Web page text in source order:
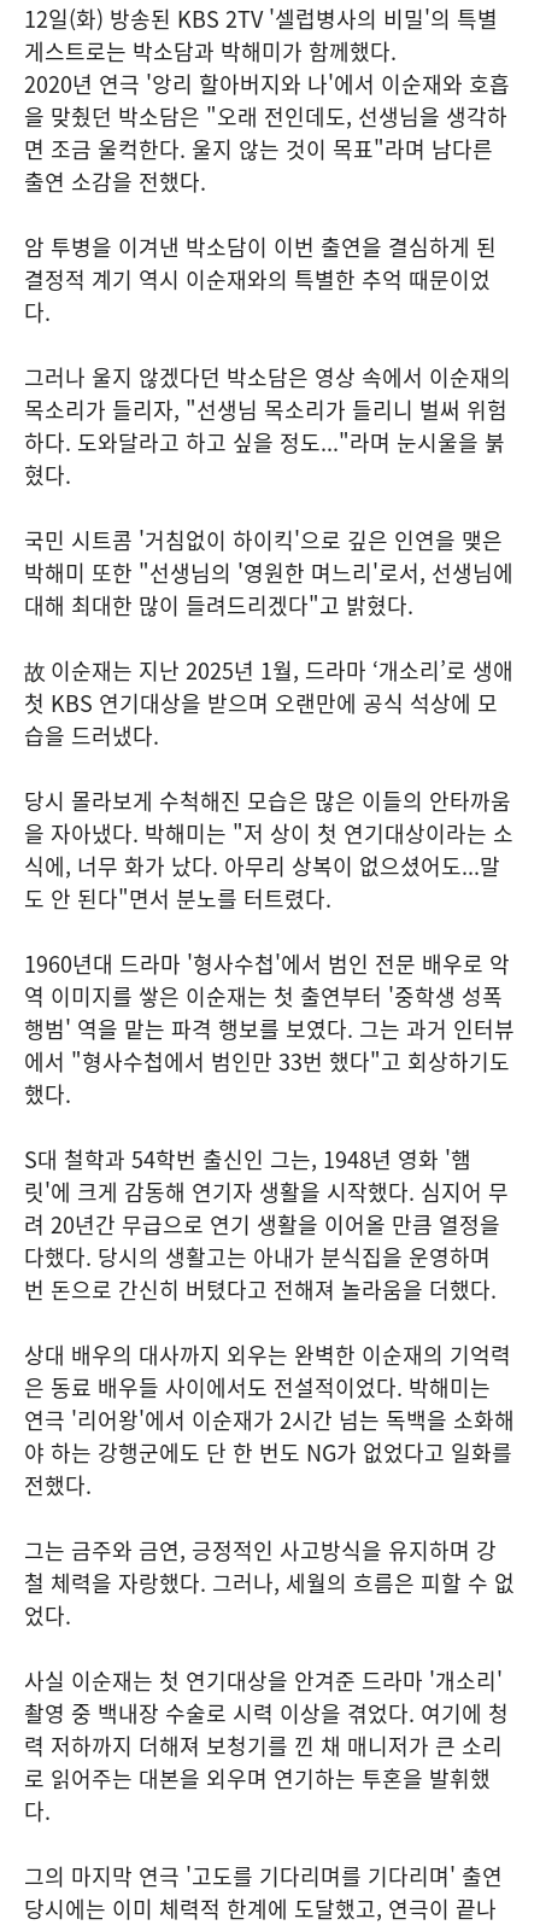
12일(화) 방송된 KBS 2TV '셀럽병사의 비밀'의 특별
게스트로는 박소담과 박해미가 함께했다.
2020년 연극 '앙리 할아버지와 나'에서 이순재와 호흡
을 맞췄던 박소담은 "오래 전인데도, 선생님을 생각하
면 조금 울컥한다. 울지 않는 것이 목표"라며 남다른
출연 소감을 전했다.
암 투병을 이겨낸 박소담이 이번 출연을 결심하게 된
결정적 계기 역시 이순재와의 특별한 추억 때문이었
다.
그러나 울지 않겠다던 박소담은 영상 속에서 이순재의
목소리가 들리자, "선생님 목소리가 들리니 벌써 위험
하다. 도와달라고 하고 싶을 정도..."라며 눈시울을 붉
혔다.
국민 시트콤 '거침없이 하이킥'으로 깊은 인연을 맺은
박해미 또한 "선생님의 '영원한 며느리'로서, 선생님에
대해 최대한 많이 들려드리겠다"고 밝혔다.
故 이순재는 지난 2025년 1월, 드라마 ‘개소리’로 생애
첫 KBS 연기대상을 받으며 오랜만에 공식 석상에 모
습을 드러냈다.
당시 몰라보게 수척해진 모습은 많은 이들의 안타까움
을 자아냈다. 박해미는 "저 상이 첫 연기대상이라는 소
식에, 너무 화가 났다. 아무리 상복이 없으셨어도...말
도 안 된다"면서 분노를 터트렸다.
1960년대 드라마 '형사수첩'에서 범인 전문 배우로 악
역 이미지를 쌓은 이순재는 첫 출연부터 '중학생 성폭
행범' 역을 맡는 파격 행보를 보였다. 그는 과거 인터뷰
에서 "형사수첩에서 범인만 33번 했다"고 회상하기도
했다.
S대 철학과 54학번 출신인 그는, 1948년 영화 '햄
릿'에 크게 감동해 연기자 생활을 시작했다. 심지어 무
려 20년간 무급으로 연기 생활을 이어올 만큼 열정을
다했다. 당시의 생활고는 아내가 분식집을 운영하며
번 돈으로 간신히 버텼다고 전해져 놀라움을 더했다.
상대 배우의 대사까지 외우는 완벽한 이순재의 기억력
은 동료 배우들 사이에서도 전설적이었다. 박해미는
연극 '리어왕'에서 이순재가 2시간 넘는 독백을 소화해
야 하는 강행군에도 단 한 번도 NG가 없었다고 일화를
전했다.
그는 금주와 금연, 긍정적인 사고방식을 유지하며 강
철 체력을 자랑했다. 그러나, 세월의 흐름은 피할 수 없
었다.
사실 이순재는 첫 연기대상을 안겨준 드라마 '개소리'
촬영 중 백내장 수술로 시력 이상을 겪었다. 여기에 청
력 저하까지 더해져 보청기를 낀 채 매니저가 큰 소리
로 읽어주는 대본을 외우며 연기하는 투혼을 발휘했
다.
그의 마지막 연극 '고도를 기다리며를 기다리며' 출연
당시에는 이미 체력적 한계에 도달했고, 연극이 끝나